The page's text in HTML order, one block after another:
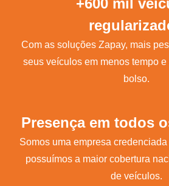
+600 mil
Com as soluções Zapay, mais
seus veículos em menos tempo
bolso.
Presença em todos
Somos uma empresa
possuímos a maior cobertura
de veículos.